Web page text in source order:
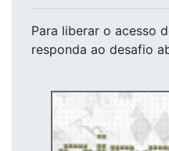
Para liberar o acesso
responda ao desafio